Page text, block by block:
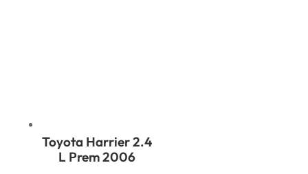
Toyota Harrier 2.4
L Prem 2006